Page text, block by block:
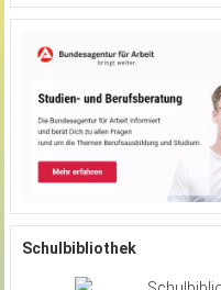
Schulbibliothek